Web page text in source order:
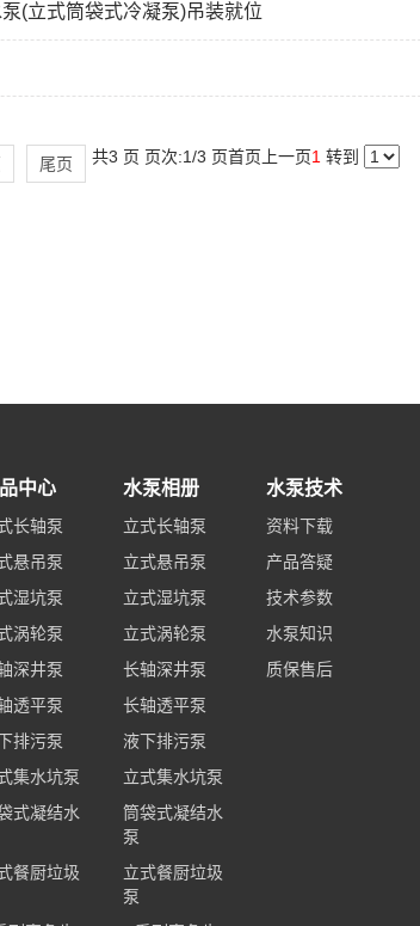
(立式筒袋式冷凝泵)吊装就位
共3 页 页次:1/3 页首页 上一页1
尾页 转到
中心
长轴泵
悬吊泵
湿坑泵
涡轮泵
深井泵
透平泵
排污泵
集水坑泵
式凝结水
餐厨垃圾
水泵相册
立式长轴泵
立式悬吊泵
立式湿坑泵
立式涡轮泵
长轴深井泵
长轴透平泵
液下排污泵
立式集水坑泵
筒袋式凝结水
泵
立式餐厨垃圾
泵
水泵技术
资料下载
产品答疑
技术参数
水泵知识
质保售后